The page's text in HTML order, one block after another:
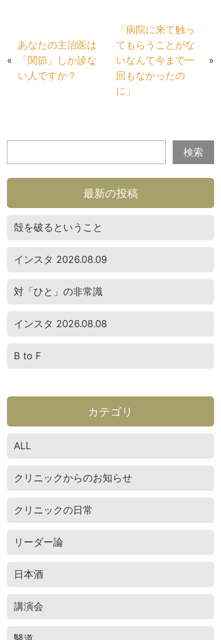
«
あなたの主治医は
「関節」しか診な
い人ですか？
「病院に来て触っ
てもらうことがな
いなんて今まで一
回もなかったの
に」
»
最新の投稿
殻を破るということ
インスタ 2026.08.09
対「ひと」の非常識
インスタ 2026.08.08
B to F
カテゴリ
ALL
クリニックからのお知らせ
クリニックの日常
リーダー論
日本酒
講演会